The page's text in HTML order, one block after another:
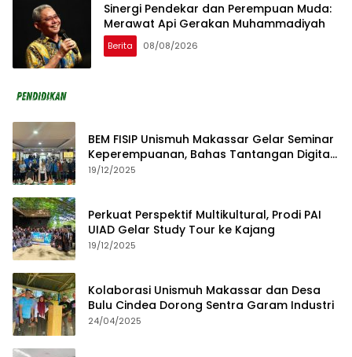
Sinergi Pendekar dan Perempuan Muda:
Merawat Api Gerakan Muhammadiyah
Berita 08/08/2026
BEM FISIP Unismuh Makassar Gelar Seminar
Keperempuanan, Bahas Tantangan Digital
dan Budaya Lokal
19/12/2025
Perkuat Perspektif Multikultural, Prodi PAI
UIAD Gelar Study Tour ke Kajang
19/12/2025
Kolaborasi Unismuh Makassar dan Desa
Bulu Cindea Dorong Sentra Garam Industri
24/04/2025